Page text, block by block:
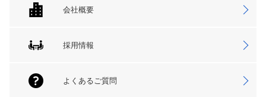
会社概要
採用情報
よくあるご質問